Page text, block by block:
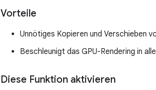
Vorteile
Unnötiges Kopieren und Verschieben
Beschleunigt das GPU-Rendering in
Diese Funktion aktivieren